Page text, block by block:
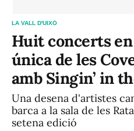
LA VALL D'UIXÓ
Huit concerts
única de les
amb Singin’ in
Una desena d'artistes
barca a la sala de les
setena edició